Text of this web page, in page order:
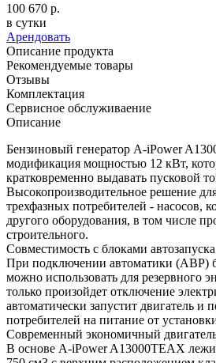
100 670 р.
в сутки
Арендовать
Описание продукта
Рекомендуемые товары
Отзывы
Комплектация
Сервисное обслуживаение
Описание
Бензиновый генератор A-iPower
модификация мощностью 12 кВт,
кратковременно выдавать пусковой
Высокопроизводительное решение
трехфазных потребителей - насосов,
другого оборудования, в том числе
строительного.
Совместимость с блоками автозапуска
При подключении автоматики (АВР)
можно использовать для резервного
только произойдет отключение
автоматически запустит двигатель и
потребителей на питание от
Современный экономичный
В основе A-iPower A13000TEAX